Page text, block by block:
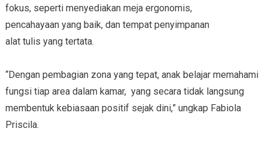
fokus, seperti menyediakan meja ergonomis,
pencahayaan yang baik, dan tempat penyimpanan
alat tulis yang tertata.
“Dengan pembagian zona yang tepat, anak belajar memahami
fungsi tiap area dalam kamar, yang secara tidak langsung
membentuk kebiasaan positif sejak dini,” ungkap Fabiola
Priscila.